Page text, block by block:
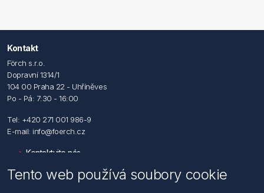
Kontakt
Förch s.r.o.
Dopravní 1314/1
104 00 Praha 22 - Uhříněves
Po - Pá: 7:30 - 16:00
Tel: +420 271 001 986-9
E-mail: info@foerch.cz
Kontaktujte nás
Tento web používá soubory cookie